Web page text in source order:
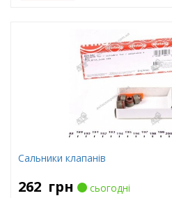
Сальники клапанів
262 грн
сьогодні